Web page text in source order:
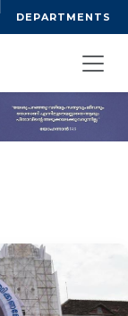
DEPARTMENTS